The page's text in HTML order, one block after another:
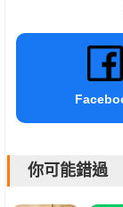
你可能錯過